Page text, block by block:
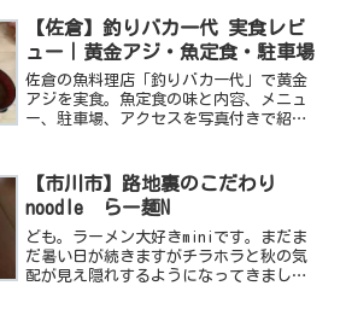
葉タンメンって新しいラーメン屋見つけ
てレポートしたば...
【佐倉】釣りバカ一代 実食レビ
ュー｜黄金アジ・魚定食・駐車場
佐倉の魚料理店「釣りバカ一代」で黄金
アジを実食。魚定食の味と内容、メニュ
ー、駐車場、アクセスを写真付きで紹介
【市川市】路地裏のこだわり
noodle らー麺N
ども。ラーメン大好きminiです。まだま
だ暑い日が続きますがチラホラと秋の気
配が見え隠れするようになってきまし